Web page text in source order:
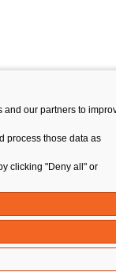
and our partners to
process those data as
clicking "Deny all" or